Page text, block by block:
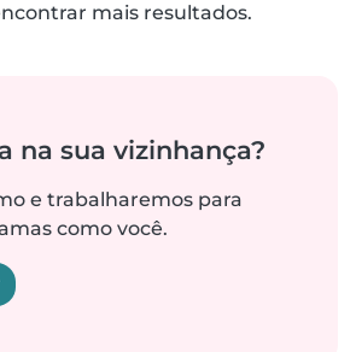
mais resultados.
na sua vizinhança?
e trabalharemos para
como você.